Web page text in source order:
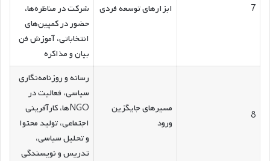
7 ابزارهای توسعه فردی
شرکت در مناظره‌ها،
حضور در کمپین‌های
انتخاباتی، آموزش فن
بیان و مذاکره
8
مسیرهای جایگزین
ورود
رسانه و روزنامه‌نگاری
سیاسی، فعالیت در
NGOها، کارآفرینی
اجتماعی، تولید محتوا
و تحلیل سیاسی،
تدریس و نویسندگی